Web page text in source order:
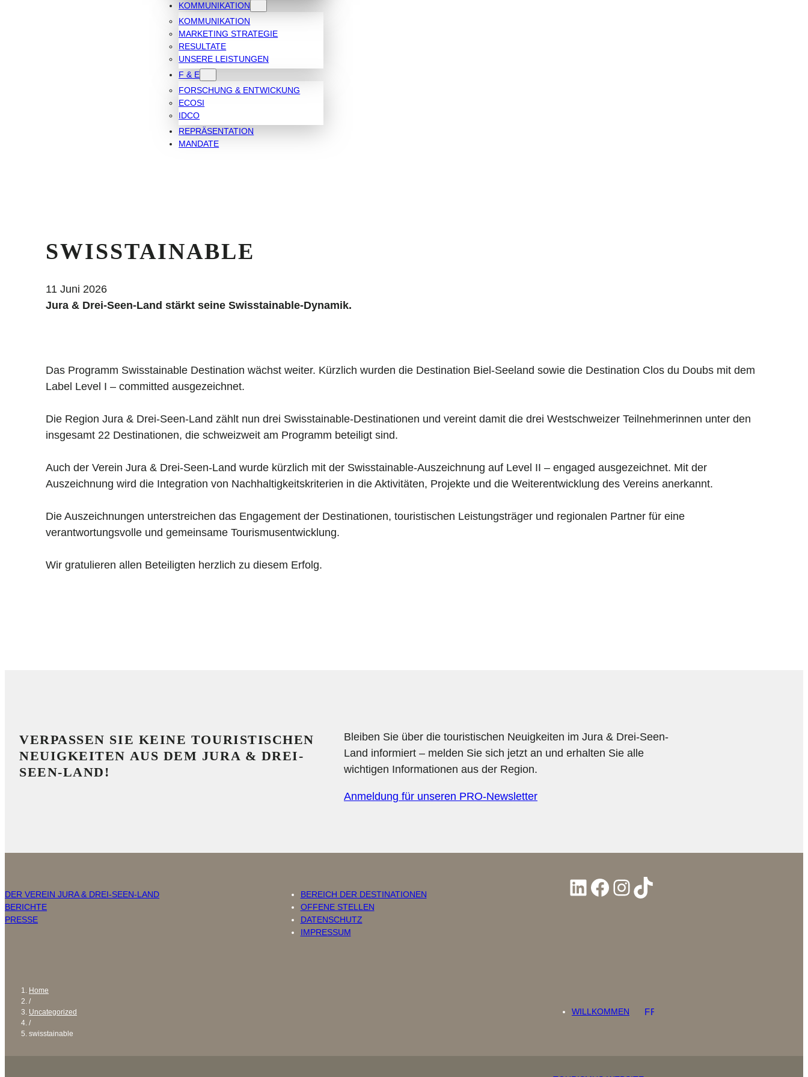
KOMMUNIKATION
KOMMUNIKATION
MARKETING STRATEGIE
RESULTATE
UNSERE LEISTUNGEN
F & E
FORSCHUNG & ENTWICKUNG
ECOSI
IDCO
REPRÄSENTATION
MANDATE
SWISSTAINABLE
11 Juni 2026
Jura & Drei-Seen-Land stärkt seine Swisstainable-Dynamik.
Das Programm Swisstainable Destination wächst weiter. Kürzlich wurden die Destination Biel-Seeland sowie die Destination Clos du Doubs mit dem
Label Level I – committed ausgezeichnet.
Die Region Jura & Drei-Seen-Land zählt nun drei Swisstainable-Destinationen und vereint damit die drei Westschweizer Teilnehmerinnen unter den
insgesamt 22 Destinationen, die schweizweit am Programm beteiligt sind.
Auch der Verein Jura & Drei-Seen-Land wurde kürzlich mit der Swisstainable-Auszeichnung auf Level II – engaged ausgezeichnet. Mit der
Auszeichnung wird die Integration von Nachhaltigkeitskriterien in die Aktivitäten, Projekte und die Weiterentwicklung des Vereins anerkannt.
Die Auszeichnungen unterstreichen das Engagement der Destinationen, touristischen Leistungsträger und regionalen Partner für eine
verantwortungsvolle und gemeinsame Tourismusentwicklung.
Wir gratulieren allen Beteiligten herzlich zu diesem Erfolg.
VERPASSEN SIE KEINE TOURISTISCHEN
NEUIGKEITEN AUS DEM JURA & DREI-
SEEN-LAND!
Bleiben Sie über die touristischen Neuigkeiten im Jura & Drei-Seen-
Land informiert – melden Sie sich jetzt an und erhalten Sie alle
wichtigen Informationen aus der Region.
Anmeldung für unseren PRO-Newsletter
DER VEREIN JURA & DREI-SEEN-LAND
BERICHTE
PRESSE
BEREICH DER DESTINATIONEN
OFFENE STELLEN
DATENSCHUTZ
IMPRESSUM
LinkedIn
Facebook
Instagram
TikTok
Home
/
Uncategorized
/
swisstainable
WILLKOMMEN FRANÇAIS